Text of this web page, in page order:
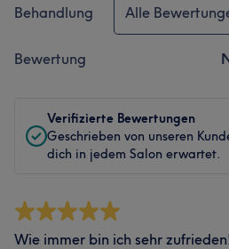
Behandlung Alle
Bewertung
Verifizierte Bewertungen
Geschrieben von unseren
dich in jedem Salon erwartet.
Wie immer bin ich sehr